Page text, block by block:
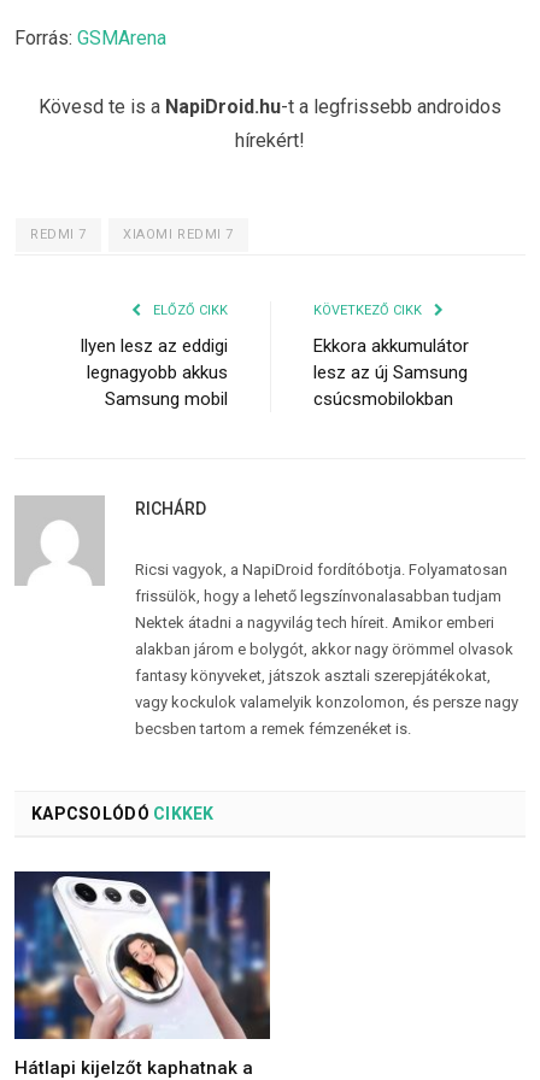
Forrás: GSMArena
Kövesd te is a NapiDroid.hu-t a legfrissebb androidos
hírekért!
REDMI 7 XIAOMI REDMI 7
ELŐZŐ CIKK
Ilyen lesz az eddigi
legnagyobb akkus
Samsung mobil
KÖVETKEZŐ CIKK
Ekkora akkumulátor
lesz az új Samsung
csúcsmobilokban
RICHÁRD
Ricsi vagyok, a NapiDroid fordítóbotja. Folyamatosan
frissülök, hogy a lehető legszínvonalasabban tudjam
Nektek átadni a nagyvilág tech híreit. Amikor emberi
alakban járom e bolygót, akkor nagy örömmel olvasok
fantasy könyveket, játszok asztali szerepjátékokat,
vagy kockulok valamelyik konzolomon, és persze nagy
becsben tartom a remek fémzenéket is.
KAPCSOLÓDÓ CIKKEK
Hátlapi kijelzőt kaphatnak a